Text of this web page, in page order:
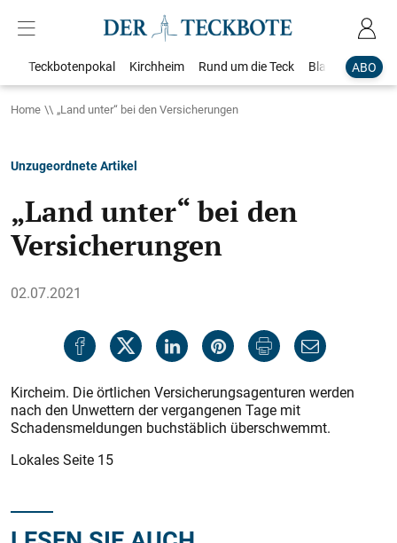
ABO
Teckbotenpokal Kirchheim Rund um die Teck Blaulicht
Home „Land unter“ bei den Versicherungen
Unzugeordnete Artikel
„Land unter“ bei den
Versicherungen
02.07.2021
Kircheim. Die örtlichen Versicherungsagenturen werden
nach den Unwettern der vergangenen Tage mit
Schadensmeldungen buchstäblich überschwemmt.
Lokales Seite 15